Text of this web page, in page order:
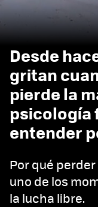
Desde
gritan
pierde la
psicología
entender
Por qué
uno de los
la lucha libre.